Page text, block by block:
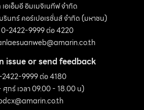
อเอ็มอี อิมเมจิเนทีฟ จำกัด
รินทร์ คอร์เปอเรชั่นส์ จำกัด (มหาชน)
0-2422-9999 ต่อ 4220
issue or send feedback
9999 ต่อ 4180
กร์ เวลา 09.00 - 18.00 น)